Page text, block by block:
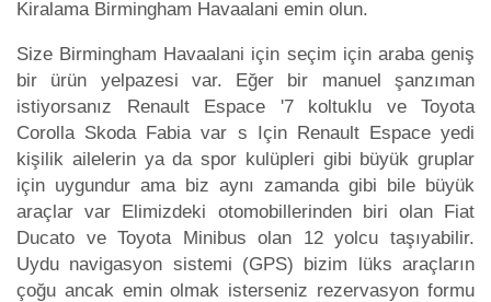
Kiralama Birmingham Havaalani emin olun.
Size Birmingham Havaalani için seçim için araba geniş
bir ürün yelpazesi var. Eğer bir manuel şanzıman
istiyorsanız Renault Espace '7 koltuklu ve Toyota
Corolla Skoda Fabia var s Için Renault Espace yedi
kişilik ailelerin ya da spor kulüpleri gibi büyük gruplar
için uygundur ama biz aynı zamanda gibi bile büyük
araçlar var Elimizdeki otomobillerinden biri olan Fiat
Ducato ve Toyota Minibus olan 12 yolcu taşıyabilir.
Uydu navigasyon sistemi (GPS) bizim lüks araçların
çoğu ancak emin olmak isterseniz rezervasyon formu